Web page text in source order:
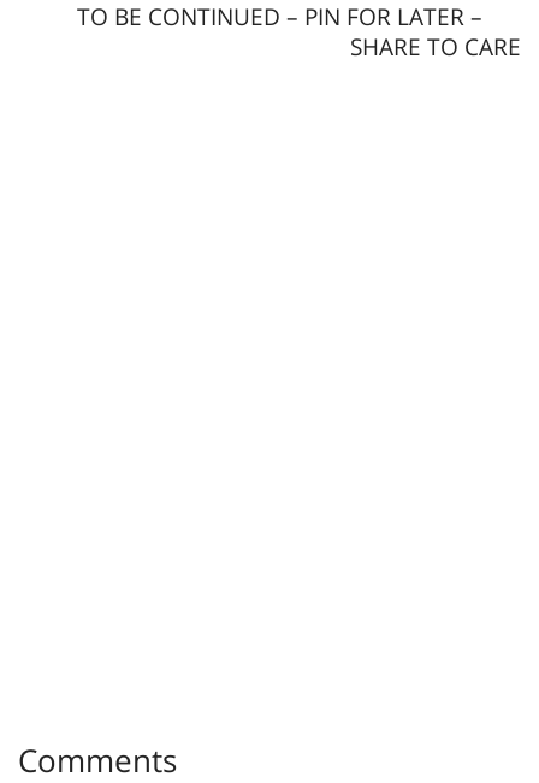
TO BE CONTINUED – PIN FOR LATER –
SHARE TO CARE
Comments